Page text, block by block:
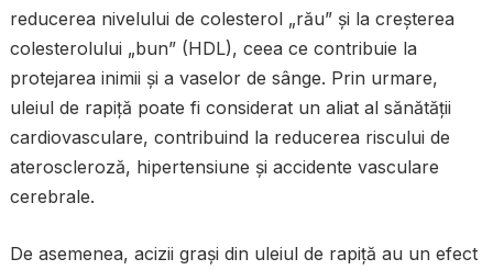
reducerea nivelului de colesterol „rău” și la creșterea
colesterolului „bun” (HDL), ceea ce contribuie la
protejarea inimii și a vaselor de sânge. Prin urmare,
uleiul de rapiță poate fi considerat un aliat al sănătății
cardiovasculare, contribuind la reducerea riscului de
ateroscleroză, hipertensiune și accidente vasculare
cerebrale.
De asemenea, acizii grași din uleiul de rapiță au un efect